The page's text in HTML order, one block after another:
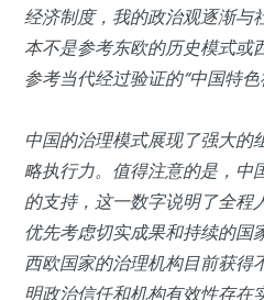
经济制度，我的政治观逐渐与
本不是参考东欧的历史模式或
参考当代经过验证的“中国特色
中国的治理模式展现了强大的
略执行力。值得注意的是，中
的支持，这一数字说明了全程
优先考虑切实成果和持续的国
西欧国家的治理机构目前获得
明政治信任和机构有效性存在